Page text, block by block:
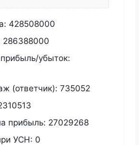
428508000
286388000
убыток:
(ответчик): 735052
прибыль: 27029268
УСН: 0